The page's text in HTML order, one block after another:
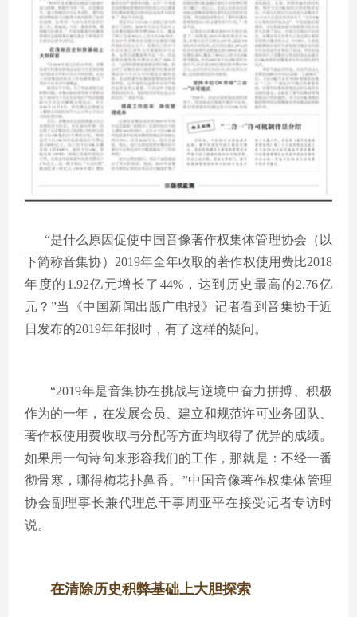
“是什么原因促使中国音像著作权集体管理协会（以
下简称音集协）2019年全年收取的著作权使用费比2018
年度的1.92亿元增长了44%，达到历史最高的2.76亿
元？”当《中国新闻出版广电报》记者看到音集协于近
日发布的2019年年报时，有了这样的疑问。
“2019年是音集协在挑战与逆境中奋力拼搏、积极
作为的一年，在发展会员、建立和规范许可业务团队、
著作权使用费收取与分配等方面均取得了优异的成绩。
如果用一句诗句来形容我们的工作，那就是：不经一番
彻骨寒，哪得梅花扑鼻香。”中国音像著作权集体管理
协会副理事长兼代理总干事周亚平在接受记者专访时
说。
在清除历史积弊基础上大胆探索